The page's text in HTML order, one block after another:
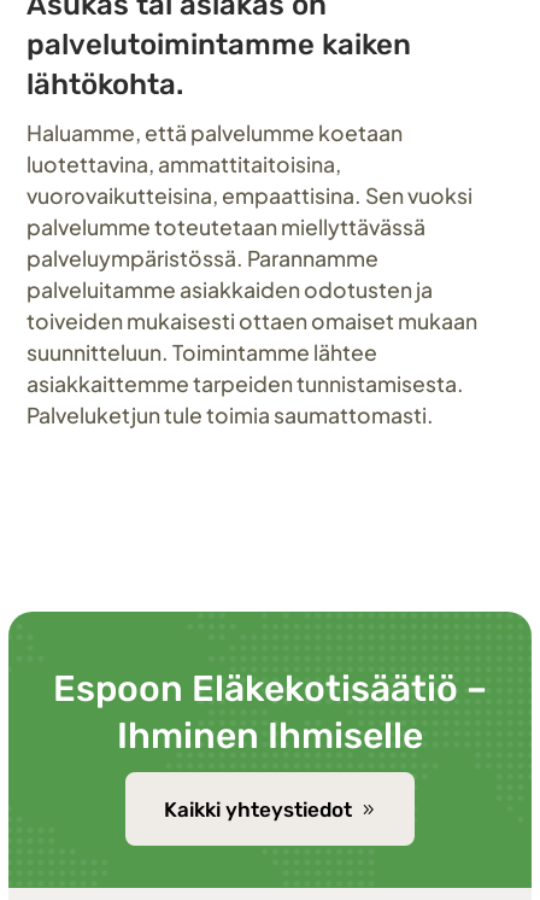
palvelutoimintamme kaiken
lähtökohta.
Haluamme, että palvelumme koetaan
luotettavina, ammattitaitoisina,
vuorovaikutteisina, empaattisina. Sen vuoksi
palvelumme toteutetaan miellyttävässä
palveluympäristössä. Parannamme
palveluitamme asiakkaiden odotusten ja
toiveiden mukaisesti ottaen omaiset mukaan
suunnitteluun. Toimintamme lähtee
asiakkaittemme tarpeiden tunnistamisesta.
Palveluketjun tule toimia saumattomasti.
Espoon Eläkekotisäätiö –
Ihminen Ihmiselle
Kaikki yhteystiedot